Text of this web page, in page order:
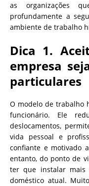
as organizações
profundamente a
ambiente de trabalho
Dica 1.
empresa
particulares
O modelo de trabalho
funcionário. Ele
deslocamentos,
vida pessoal e
confiante e motivado
entanto, do ponto de
ter que instalar mais
doméstico atual.